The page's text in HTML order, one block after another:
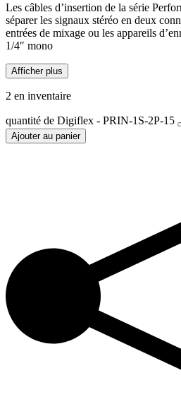
Les câbles d’insertion de la série
séparer les signaux stéréo en deux
entrées de mixage ou les appareils
1/4″ mono
Afficher plus
2 en inventaire
quantité de Digiflex - PRIN-1S-2P-15
Ajouter au panier